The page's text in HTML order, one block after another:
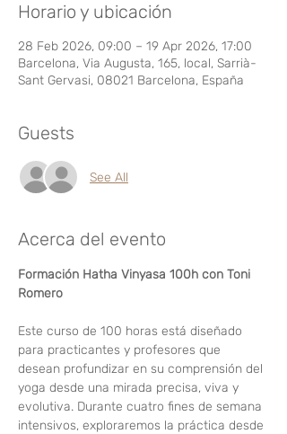
Horario y ubicación
28 Feb 2026, 09:00 – 19 Apr 2026, 17:00
Barcelona, Via Augusta, 165, local, Sarrià-
Sant Gervasi, 08021 Barcelona, España
Guests
See All
Acerca del evento
Formación Hatha Vinyasa 100h con Toni
Romero
Este curso de 100 horas está diseñado
para practicantes y profesores que
desean profundizar en su comprensión del
yoga desde una mirada precisa, viva y
evolutiva. Durante cuatro fines de semana
intensivos, exploraremos la práctica desde